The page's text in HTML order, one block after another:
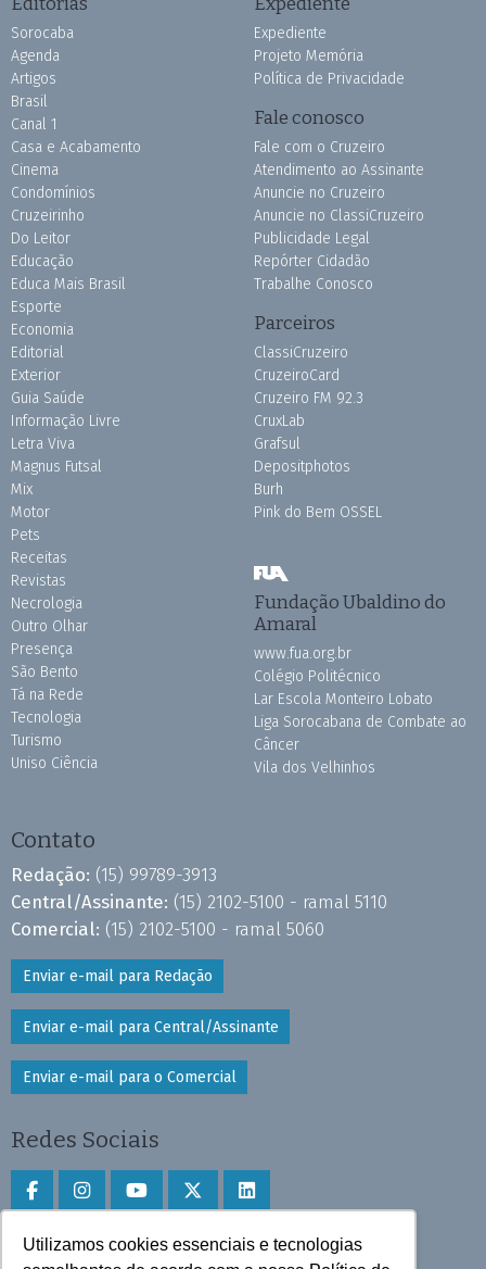
Utilizamos cookies essenciais e tecnologias
Sorocaba
Agenda
Artigos
Brasil
Canal 1
Casa e Acabamento
Cinema
Condomínios
Cruzeirinho
Do Leitor
Educação
Educa Mais Brasil
Esporte
Economia
Editorial
Exterior
Guia Saúde
Informação Livre
Letra Viva
Magnus Futsal
Mix
Motor
Pets
Receitas
Revistas
Necrologia
Outro Olhar
Presença
São Bento
Tá na Rede
Tecnologia
Turismo
Uniso Ciência
Expediente
Projeto Memória
Política de Privacidade
Fale conosco
Fale com o Cruzeiro
Atendimento ao Assinante
Anuncie no Cruzeiro
Anuncie no ClassiCruzeiro
Publicidade Legal
Repórter Cidadão
Trabalhe Conosco
Parceiros
ClassiCruzeiro
CruzeiroCard
Cruzeiro FM 92.3
CruxLab
Grafsul
Depositphotos
Burh
Pink do Bem OSSEL
Fundação Ubaldino do
Amaral
www.fua.org.br
Colégio Politécnico
Lar Escola Monteiro Lobato
Liga Sorocabana de Combate ao
Câncer
Vila dos Velhinhos
Contato
Redação: (15) 99789-3913
Central/Assinante: (15) 2102-5100 - ramal 5110
Comercial: (15) 2102-5100 - ramal 5060
Enviar e-mail para Redação
Enviar e-mail para Central/Assinante
Enviar e-mail para o Comercial
Redes Sociais
Faça download do aplicativo